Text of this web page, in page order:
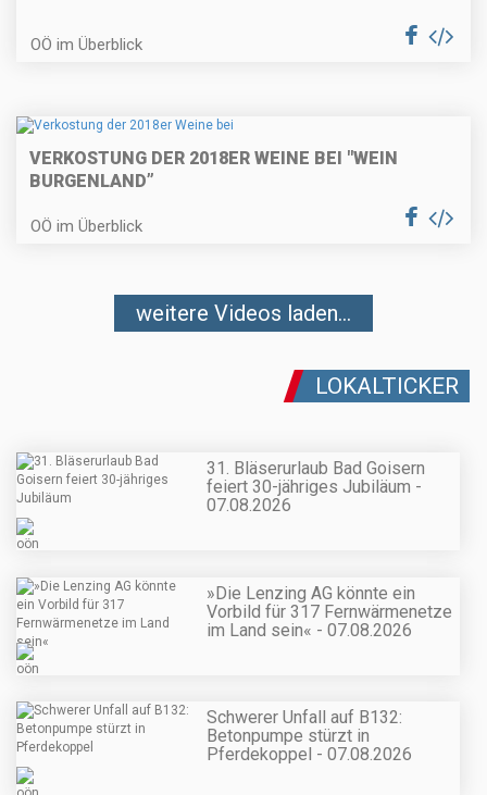
OÖ im Überblick
VERKOSTUNG DER 2018ER WEINE BEI "WEIN
BURGENLAND”
OÖ im Überblick
weitere Videos laden...
LOKALTICKER
31. Bläserurlaub Bad Goisern
feiert 30-jähriges Jubiläum -
07.08.2026
»Die Lenzing AG könnte ein
Vorbild für 317 Fernwärmenetze
im Land sein« - 07.08.2026
Schwerer Unfall auf B132:
Betonpumpe stürzt in
Pferdekoppel - 07.08.2026